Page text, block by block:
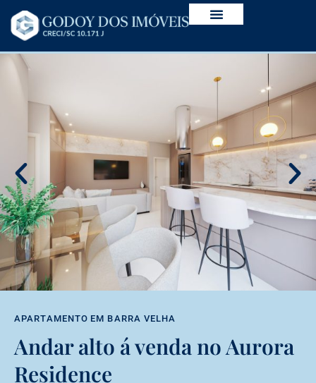
APARTAMENTO EM BARRA VELHA
Andar alto á venda no Aurora
Residence